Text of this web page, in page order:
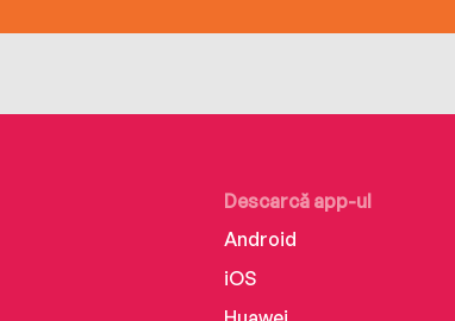
Descarcă app-ul
Android
iOS